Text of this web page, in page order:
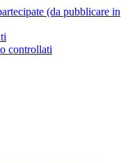
(da pubblicare in
controllati